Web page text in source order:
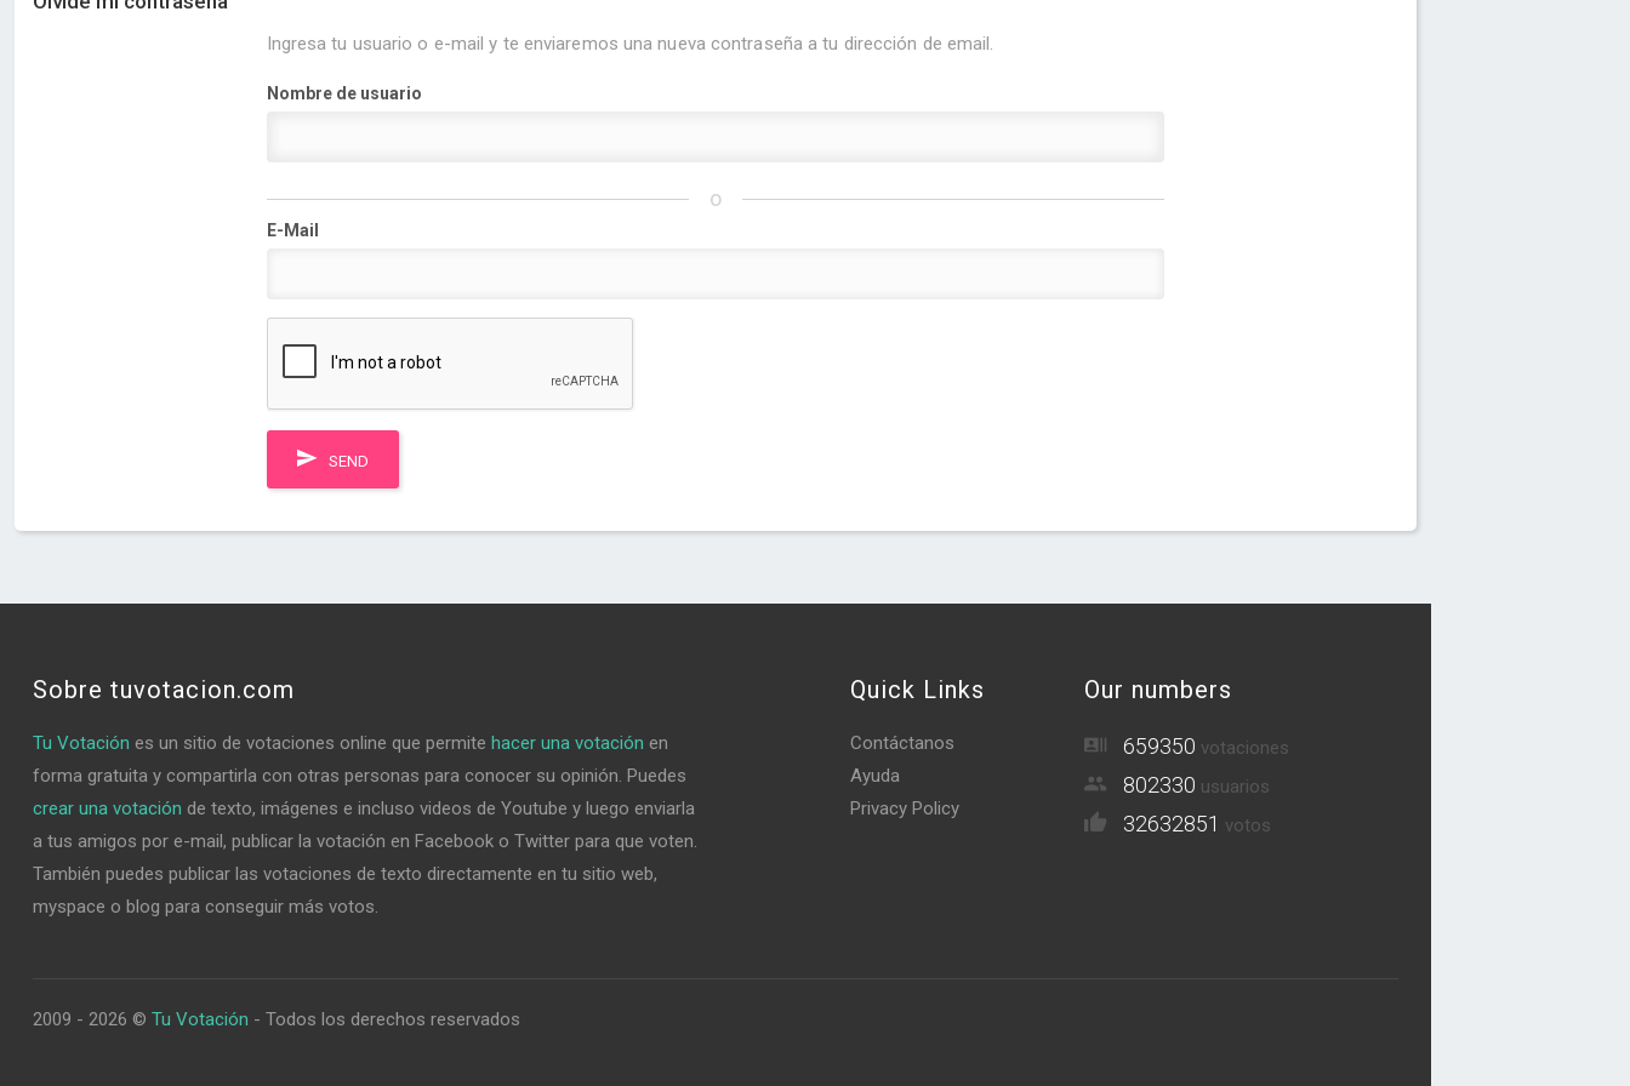
Ingresa tu usuario o e-mail y te enviaremos una nueva contraseña a tu dirección de email.
Nombre de usuario
o
E-Mail
SEND
Sobre tuvotacion.com
Tu Votación es un sitio de votaciones online que permite hacer una votación en
forma gratuita y compartirla con otras personas para conocer su opinión. Puedes
crear una votación de texto, imágenes e incluso videos de Youtube y luego enviarla
a tus amigos por e-mail, publicar la votación en Facebook o Twitter para que voten.
También puedes publicar las votaciones de texto directamente en tu sitio web,
myspace o blog para conseguir más votos.
Quick Links
Contáctanos
Ayuda
Privacy Policy
Our numbers
659350 votaciones
802330 usuarios
32632851 votos
2009 - 2026 © Tu Votación - Todos los derechos reservados